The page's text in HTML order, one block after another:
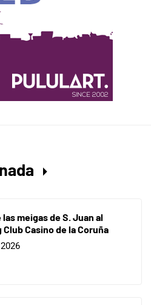
meigas de S. Juan al
Casino de la Coruña